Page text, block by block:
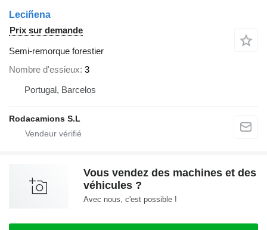
Leciñena
Prix sur demande
Semi-remorque forestier
Nombre d'essieux 3
Portugal, Barcelos
Rodacamions S.L
Vous vendez des machines et des
véhicules ?
Avec nous, c'est possible !